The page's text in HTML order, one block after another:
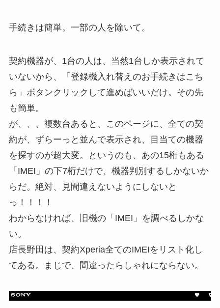
手続きは簡単。一部の人を除いて。
契約機器が、1台の人は、当然1台しか表示されて
いないから、「登録機入れ替えのお手続きはこち
ら」ボタンクリックして進めばいいだけ。その先
も簡単。
が、、、複数台あると、このページに、全ての契
約が、ずらーっと並んで表示され、目当ての機器
を探すのが超大変。というのも、あの15桁もある
「IMEI」の下7桁だけで、機器判別するしかないか
らだ。絶対、見間違えないようにしないと
っ！！！！
わからなければ、旧機の「IMEI」を調べるしかな
い。
店長野田は、契約Xperia全てのIMEIをリスト化し
てある。まじで、間違ったらしゃれにならない。